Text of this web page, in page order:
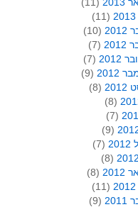
(11)
(10)
(7)
(7)
(9)
(8)
(8)
(7)
(9)
(7)
(8)
(8)
(11)
(9)